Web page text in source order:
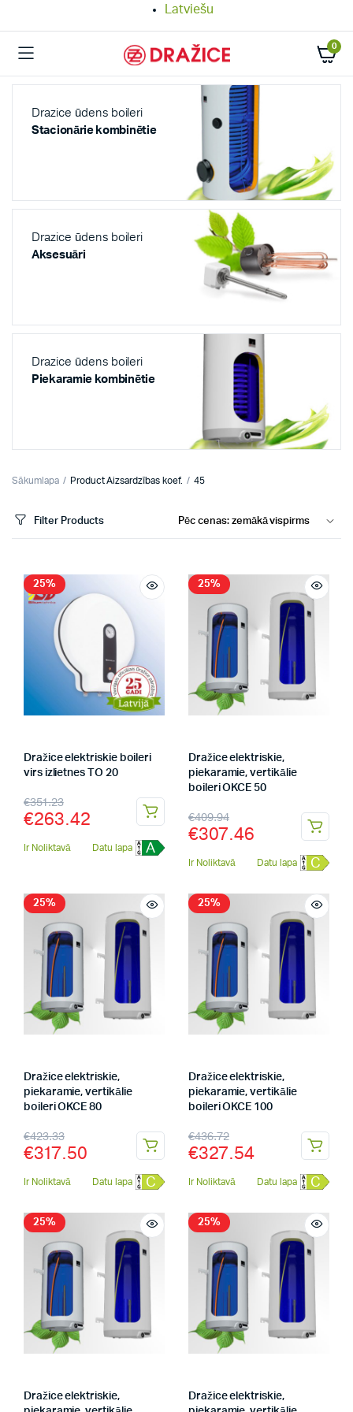
Latviešu
0
Drazice ūdens boileri
Stacionārie kombinētie
Drazice ūdens boileri
Aksesuāri
Drazice ūdens boileri
Piekaramie kombinētie
Sākumlapa Product Aizsardzības koef. 45
Filter Products
25%
Dražice elektriskie boileri
virs izlietnes TO 20
€351.23
€263.42
Ir Noliktavā Datu lapa A
25%
Dražice elektriskie,
piekaramie, vertikālie
boileri OKCE 50
€409.94
€307.46
Ir Noliktavā Datu lapa C
25%
Dražice elektriskie,
piekaramie, vertikālie
boileri OKCE 80
€423.33
€317.50
Ir Noliktavā Datu lapa C
25%
Dražice elektriskie,
piekaramie, vertikālie
boileri OKCE 100
€436.72
€327.54
Ir Noliktavā Datu lapa C
25%
Dražice elektriskie,
25%
Dražice elektriskie,